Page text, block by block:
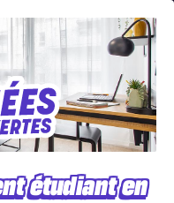
! PLACES LIMITÉES
Voir les créneaux
étudiant en